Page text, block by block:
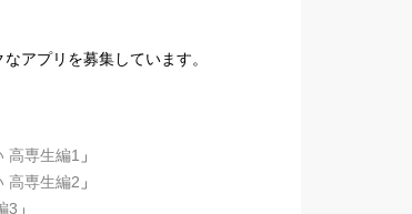
アプリを募集しています。
高専生編1 」
高専生編2 」
3 」